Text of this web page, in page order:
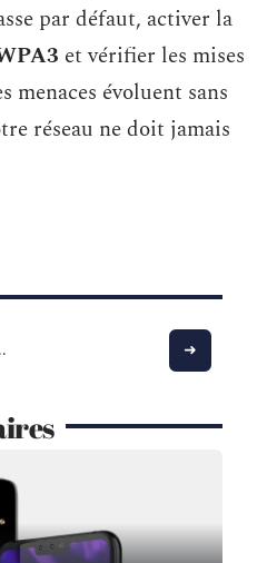
par défaut, activer la
et vérifier les mises
menaces évoluent sans
réseau ne doit jamais